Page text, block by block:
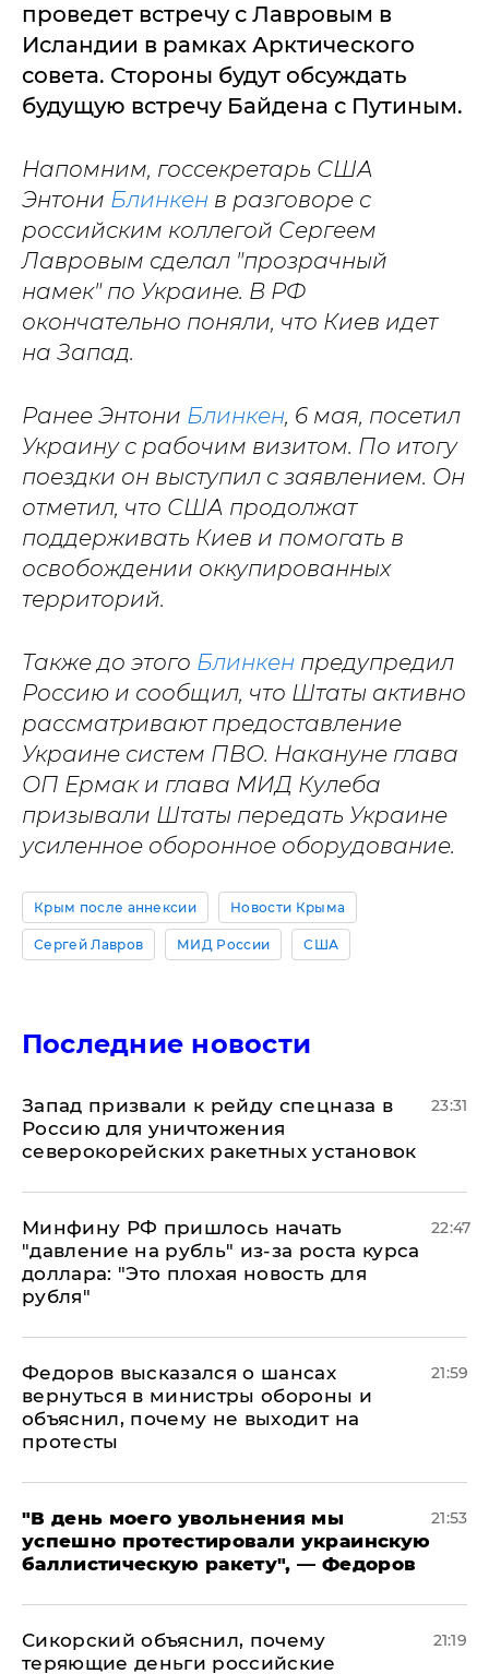
проведет встречу с Лавровым в
Исландии в рамках Арктического
совета. Стороны будут обсуждать
будущую встречу Байдена с Путиным.
Напомним, госсекретарь США
Энтони Блинкен в разговоре с
российским коллегой Сергеем
Лавровым сделал "прозрачный
намек" по Украине. В РФ
окончательно поняли, что Киев идет
на Запад.
Ранее Энтони Блинкен, 6 мая, посетил
Украину с рабочим визитом. По итогу
поездки он выступил с заявлением. Он
отметил, что США продолжат
поддерживать Киев и помогать в
освобождении оккупированных
территорий.
Также до этого Блинкен предупредил
Россию и сообщил, что Штаты активно
рассматривают предоставление
Украине систем ПВО. Накануне глава
ОП Ермак и глава МИД Кулеба
призывали Штаты передать Украине
усиленное оборонное оборудование.
Крым после аннексии Новости Крыма
Сергей Лавров МИД России США
Последние новости
Запад призвали к рейду спецназа в
Россию для уничтожения
северокорейских ракетных установок
23:31
Минфину РФ пришлось начать
"давление на рубль" из-за роста курса
доллара: "Это плохая новость для
рубля"
22:47
Федоров высказался о шансах
вернуться в министры обороны и
объяснил, почему не выходит на
протесты
21:59
​"В день моего увольнения мы
успешно протестировали украинскую
баллистическую ракету", — Федоров
21:53
Сикорский объяснил, почему
теряющие деньги российские
21:19